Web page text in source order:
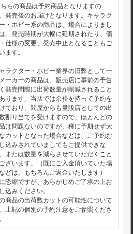
ちらの商品は予約商品となりますの
発売後のお届けとなります。キャラク
・ホビー系の商品は、場合によりまし
、発売時期が大幅に延期されたり、価
仕様の変更、発売中止となることもご
ます。
ラクター・ホビー業界の旧弊として一
ーカーの商品は、販売店に事前の予告
発売間際に出荷数量が削減されること
ります。当店では余裕を持って予約を
ており、問屋からも量販店としての出
割り当てを受けますので、ほとんどの
は問題ないのですが、稀に予期せず大
カットとなった場合などは、ご予約お
込みされていましてもご提供できな
または数量を減らさせていただくこと
ざいます。（既にご入金頂いていた場
どは、もちろんご返金いたします）
恐縮ですが、あらかじめご了承の上お
込みください。
商品の出荷数カットの可能性について
上記の個別の予約注意をご参照くださ